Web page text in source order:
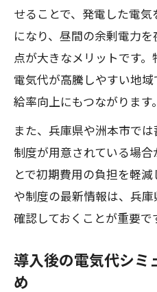
せることで、発電した電
になり、昼間の余剰電力
点が大きなメリットです
電気代が高騰しやすい地
給率向上にもつながります。
また、兵庫県や洲本市で
制度が用意されている場
とで初期費用の負担を軽
や制度の最新情報は、兵
確認しておくことが重要で
導入後の電気代シミ
め